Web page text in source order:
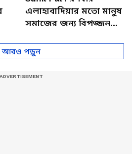
এলাহাবাদিয়ার মতো মানুষ
সমাজের জন্য বিপজ্জনক :
আরও পড়ুন